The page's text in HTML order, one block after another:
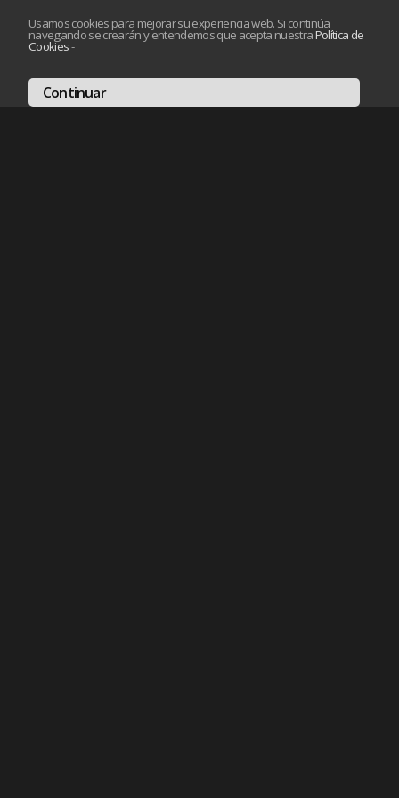
Usamos cookies para mejorar su experiencia web. Si continúa
navegando se crearán y entendemos que acepta nuestraPolítica de
Cookies-
Continuar